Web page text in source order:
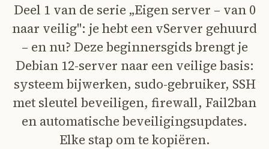
Deel 1 van de serie „Eigen server – van 0
naar veilig": je hebt een vServer gehuurd
– en nu? Deze beginnersgids brengt je
Debian 12-server naar een veilige basis:
systeem bijwerken, sudo-gebruiker, SSH
met sleutel beveiligen, firewall, Fail2ban
en automatische beveiligingsupdates.
Elke stap om te kopiëren.